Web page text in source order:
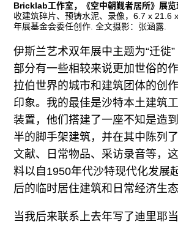
联系我们
关注我们
Bricklab工作室，《空中朝觐者居所》展
收建筑碎片、预铸水泥、录像，6.7 x 21.6
年展基金会委任创作. 全文摄影：张涵露.
伊斯兰艺术双年展中主题为“迁徙
部分有一些相较来说更加世俗的
拉伯世界的城市和建筑团体的创
印象。我的最佳是沙特本土建筑
装置，他们搭建了一座不知是造
半的脚手架建筑，并在其中陈列
文献、日常物品、采访录音等，
料以自1950年代沙特现代化发展
后的临时居住建筑和日常经济生
当我后来联系上去年写了迪里耶